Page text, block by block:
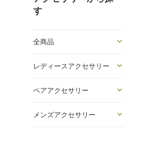
す
全商品
レディースアクセサリー
ペアアクセサリー
メンズアクセサリー